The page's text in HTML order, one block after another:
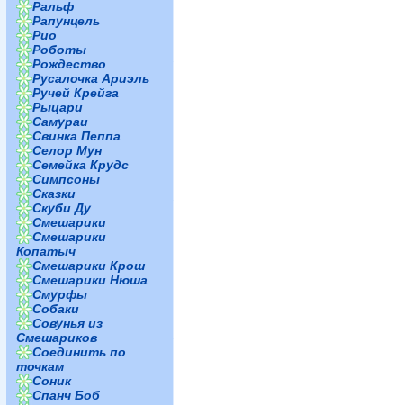
Ральф
Рапунцель
Рио
Роботы
Рождество
Русалочка Ариэль
Ручей Крейга
Рыцари
Самураи
Свинка Пеппа
Селор Мун
Семейка Крудс
Симпсоны
Сказки
Скуби Ду
Смешарики
Смешарики
Копатыч
Смешарики Крош
Смешарики Нюша
Смурфы
Собаки
Совунья из
Смешариков
Соединить по
точкам
Соник
Спанч Боб